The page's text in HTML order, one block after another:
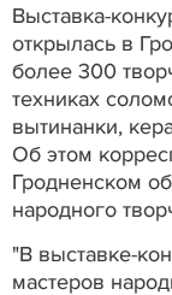
Выставка-
открылась в
более 300
техниках
вытинанки,
Об этом
Гродненском
народного
"В выставке-
мастеров